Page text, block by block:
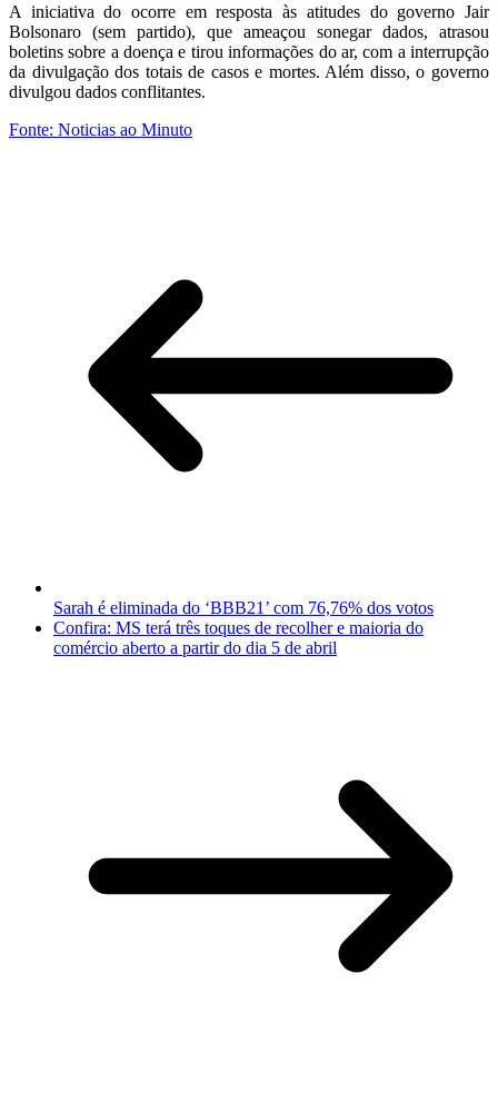
A iniciativa do ocorre em resposta às atitudes do governo Jair
Bolsonaro (sem partido), que ameaçou sonegar dados, atrasou
boletins sobre a doença e tirou informações do ar, com a interrupção
da divulgação dos totais de casos e mortes. Além disso, o governo
divulgou dados conflitantes.
Fonte: Noticias ao Minuto
Sarah é eliminada do ‘BBB21’ com 76,76% dos votos
Confira: MS terá três toques de recolher e maioria do
comércio aberto a partir do dia 5 de abril